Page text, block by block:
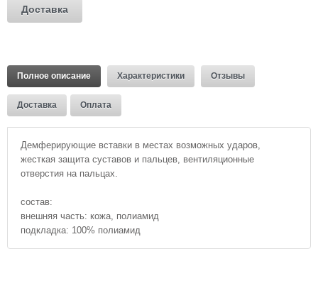
Доставка
Полное описание Характеристики Отзывы
Доставка Оплата
Демферирующие вставки в местах возможных ударов,
жесткая защита суставов и пальцев, вентиляционные
отверстия на пальцах.
состав:
внешняя часть: кожа, полиамид
подкладка: 100% полиамид